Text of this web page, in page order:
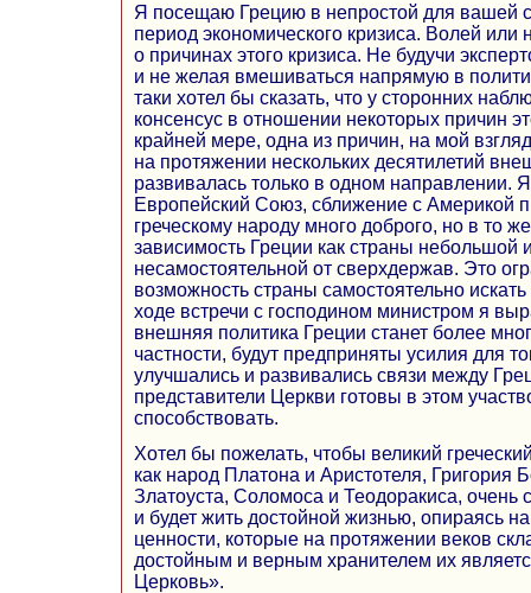
Я посещаю Грецию в непростой для вашей
период экономического кризиса. Волей или
о причинах этого кризиса. Не будучи
и не желая вмешиваться напрямую в
таки хотел бы сказать, что у сторонних
консенсус в отношении некоторых причин
крайней мере, одна из причин, на мой
на протяжении нескольких десятилетий
развивалась только в одном направлении.
Европейский Союз, сближение с Америкой
греческому народу много доброго, но в то
зависимость Греции как страны небольшой
несамостоятельной от сверхдержав. Это
возможность страны самостоятельно
ходе встречи с господином министром я
внешняя политика Греции станет более
частности, будут предприняты усилия для
улучшались и развивались связи между
представители Церкви готовы в этом
способствовать.
Хотел бы пожелать, чтобы великий
как народ Платона и Аристотеля, Григория
Златоуста, Соломоса и Теодоракиса, очень
и будет жить достойной жизнью, опираясь
ценности, которые на протяжении веков
достойным и верным хранителем их
Церковь».